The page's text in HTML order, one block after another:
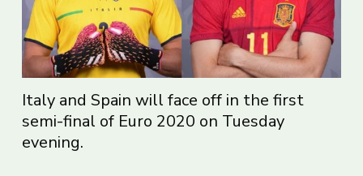
Italy and Spain will face off in the first
semi-final of Euro 2020 on Tuesday
evening.